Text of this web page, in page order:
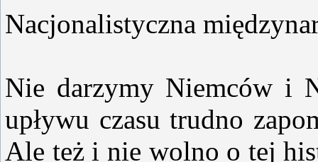
Nacjonalistyczna
Nie darzymy Niemców i
upływu czasu trudno
Ale też i nie wolno o tej